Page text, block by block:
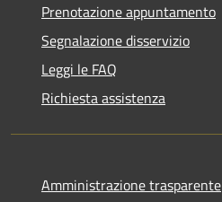
Prenotazione appuntamento
Segnalazione disservizio
Leggi le FAQ
Richiesta assistenza
Amministrazione trasparente